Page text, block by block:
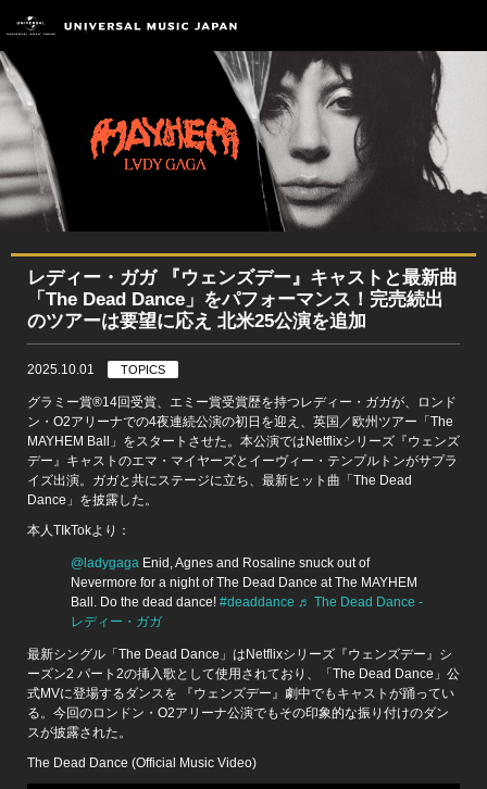
レディー・ガガ 『ウェンズデー』キャストと最新曲
「The Dead Dance」をパフォーマンス！完売続出
のツアーは要望に応え 北米25公演を追加
2025.10.01 TOPICS
グラミー賞®14回受賞、エミー賞受賞歴を持つレディー・ガガが、ロンド
ン・O2アリーナでの4夜連続公演の初日を迎え、英国／欧州ツアー「The
MAYHEM Ball」をスタートさせた。本公演ではNetflixシリーズ『ウェンズ
デー』キャストのエマ・マイヤーズとイーヴィー・テンプルトンがサプラ
イズ出演。ガガと共にステージに立ち、最新ヒット曲「The Dead
Dance」を披露した。
本人TIkTokより：
@ladygaga Enid, Agnes and Rosaline snuck out of
Nevermore for a night of The Dead Dance at The MAYHEM
Ball. Do the dead dance! #deaddance ♬ The Dead Dance -
レディー・ガガ
最新シングル「The Dead Dance」はNetflixシリーズ『ウェンズデー』シ
ーズン2 パート2の挿入歌として使用されており、「The Dead Dance」公
式MVに登場するダンスを 『ウェンズデー』劇中でもキャストが踊ってい
る。今回のロンドン・O2アリーナ公演でもその印象的な振り付けのダン
スが披露された。
The Dead Dance (Official Music Video)